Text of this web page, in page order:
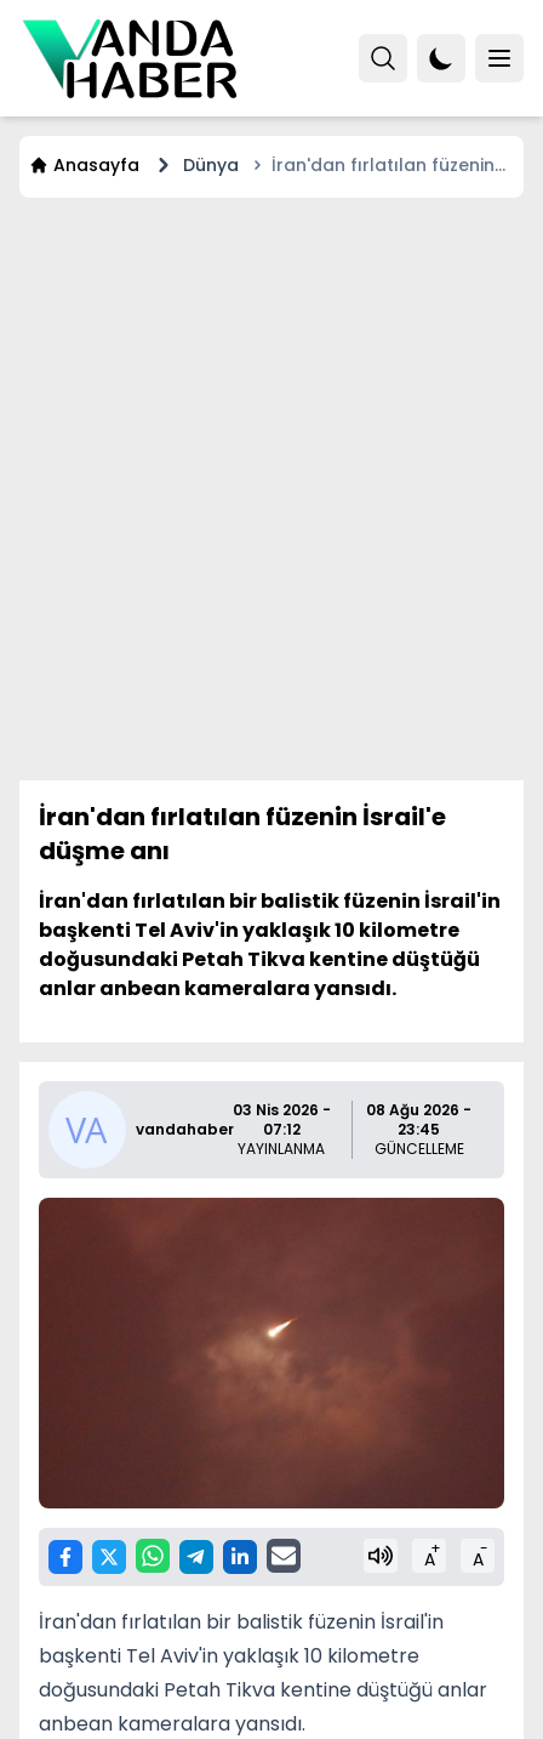
Anasayfa Dünya
İran'dan fırlatılan füzenin
İran'dan fırlatılan füzenin İsrail'e
düşme anı
İran'dan fırlatılan bir balistik füzenin İsrail'in
başkenti Tel Aviv'in yaklaşık 10 kilometre
doğusundaki Petah Tikva kentine düştüğü
anlar anbean kameralara yansıdı.
vandahaber
03 Nis 2026 -
07:12
YAYINLANMA
08 Ağu 2026 -
23:45
GÜNCELLEME
A+ A-
İran'dan fırlatılan bir balistik füzenin İsrail'in
başkenti Tel Aviv'in yaklaşık 10 kilometre
doğusundaki Petah Tikva kentine düştüğü anlar
anbean kameralara yansıdı.